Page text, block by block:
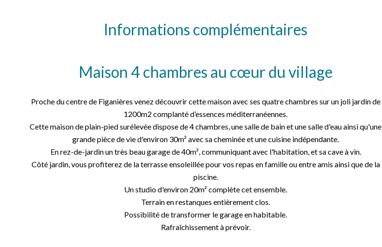
Informations complémentaires
Maison 4 chambres au cœur du village
Proche du centre de Figanières venez découvrir cette maison avec ses quatre chambres sur un joli jardin de
1200m2 complanté d’essences méditerranéennes.
Cette maison de plain-pied surélevée dispose de 4 chambres, une salle de bain et une salle d'eau ainsi qu'une
grande pièce de vie d'environ 30m² avec sa cheminée et une cuisine indépendante.
En rez-de-jardin un très beau garage de 40m², communiquant avec l'habitation, et sa cave à vin.
Côté jardin, vous profiterez de la terrasse ensoleillée pour vos repas en famille ou entre amis ainsi que de la
piscine.
Un studio d'environ 20m² complète cet ensemble.
Terrain en restanques entièrement clos.
Possibilité de transformer le garage en habitable.
Rafraîchissement à prévoir.